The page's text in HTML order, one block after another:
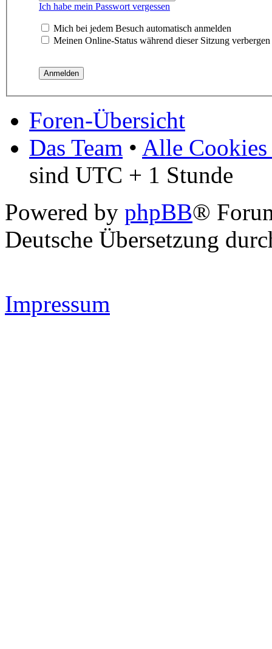
Ich habe mein Passwort vergessen
Mich bei jedem Besuch automatisch anmelden
Meinen Online-Status während dieser Sitzung verbergen
Foren-Übersicht
Das Team • Alle Cookies
sind UTC + 1 Stunde
Powered by phpBB®
Deutsche Übersetzung
Impressum